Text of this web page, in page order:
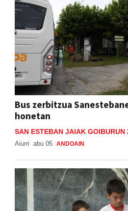
Bus zerbitzua
honetan
SAN ESTEBAN JAIAK GOIBURUN
Aiurri abu 05 ANDOAIN